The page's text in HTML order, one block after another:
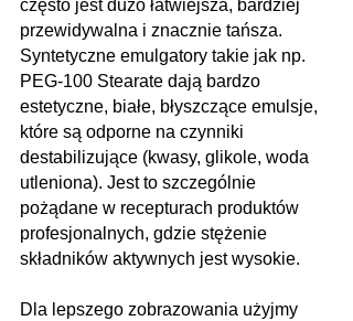
często jest dużo łatwiejsza, bardziej
przewidywalna i znacznie tańsza.
Syntetyczne emulgatory takie jak np.
PEG-100 Stearate dają bardzo
estetyczne, białe, błyszczące emulsje,
które są odporne na czynniki
destabilizujące (kwasy, glikole, woda
utleniona). Jest to szczególnie
pożądane w recepturach produktów
profesjonalnych, gdzie stężenie
składników aktywnych jest wysokie.
Dla lepszego zobrazowania użyjmy